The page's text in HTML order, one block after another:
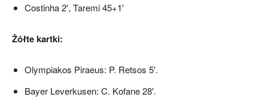
Costinha 2′, Taremi 45+1′
Żółte kartki:
Olympiakos Piraeus: P. Retsos 5′.
Bayer Leverkusen: C. Kofane 28′.